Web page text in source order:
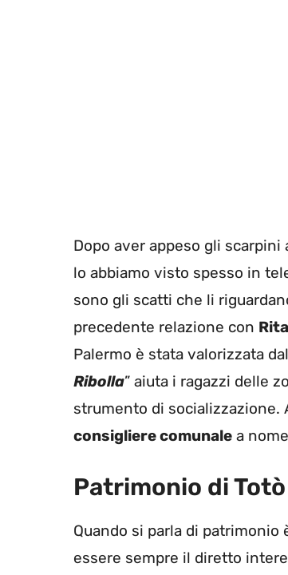
Dopo aver appeso gli
lo abbiamo visto spesso in
sono gli scatti che li
precedente relazione con
Palermo è stata valorizzata
Ribolla” aiuta i ragazzi delle
strumento di socializzazione.
consigliere comunale a
Patrimonio di
Quando si parla di
essere sempre il diretto